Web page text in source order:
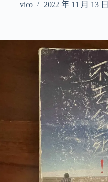
vico
2022 年 11 月 13 日